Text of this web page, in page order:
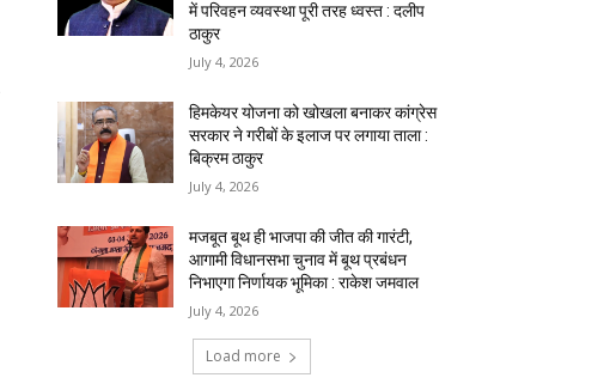
में परिवहन व्यवस्था पूरी तरह ध्वस्त : दलीप
ठाकुर
July 4, 2026
हिमकेयर योजना को खोखला बनाकर कांग्रेस
सरकार ने गरीबों के इलाज पर लगाया ताला :
बिक्रम ठाकुर
July 4, 2026
मजबूत बूथ ही भाजपा की जीत की गारंटी,
आगामी विधानसभा चुनाव में बूथ प्रबंधन
निभाएगा निर्णायक भूमिका : राकेश जमवाल
July 4, 2026
Load more